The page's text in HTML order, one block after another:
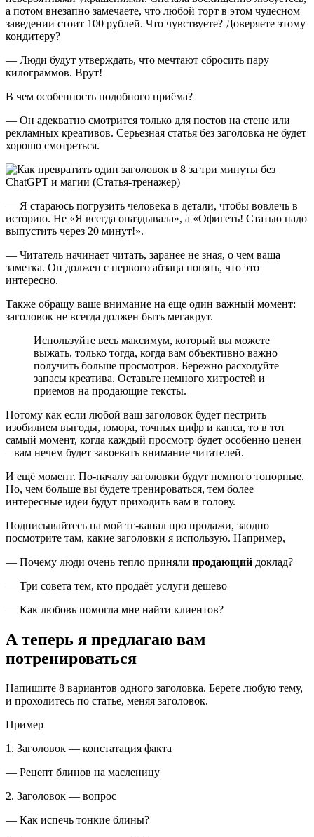
а потом внезапно замечаете, что любой торт в этом чудесном
заведении стоит 100 рублей. Что чувствуете? Доверяете этому
кондитеру?
— Люди будут утверждать, что мечтают сбросить пару
килограммов. Врут!
В чем особенность подобного приёма?
— Он адекватно смотрится только для постов на стене или
рекламных креативов. Серьезная статья без заголовка не будет
хорошо смотреться.
— Я стараюсь погрузить человека в детали, чтобы вовлечь в
историю. Не «Я всегда опаздывала», а «Офигеть! Статью надо
выпустить через 20 минут!».
— Читатель начинает читать, заранее не зная, о чем ваша
заметка. Он должен с первого абзаца понять, что это
интересно.
Также обращу ваше внимание на еще один важный момент:
заголовок не всегда должен быть мегакрут.
Используйте весь максимум, который вы можете
выжать, только тогда, когда вам объективно важно
получить больше просмотров. Бережно расходуйте
запасы креатива. Оставьте немного хитростей и
приемов на продающие тексты.
Потому как если любой ваш заголовок будет пестрить
изобилием выгоды, юмора, точных цифр и капса, то в тот
самый момент, когда каждый просмотр будет особенно ценен
– вам нечем будет завоевать внимание читателей.
И ещё момент. По-началу заголовки будут немного топорные.
Но, чем больше вы будете тренироваться, тем более
интересные идеи будут приходить вам в голову.
Подписывайтесь на мой тг-канал про продажи, заодно
посмотрите там, какие заголовки я использую. Например,
— Почему люди очень тепло приняли продающий доклад?
— Три совета тем, кто продаёт услуги дешево
— Как любовь помогла мне найти клиентов?
А теперь я предлагаю вам
потренироваться
Напишите 8 вариантов одного заголовка. Берете любую тему,
и проходитесь по статье, меняя заголовок.
Пример
1. Заголовок — констатация факта
— Рецепт блинов на масленицу
2. Заголовок — вопрос
— Как испечь тонкие блины?